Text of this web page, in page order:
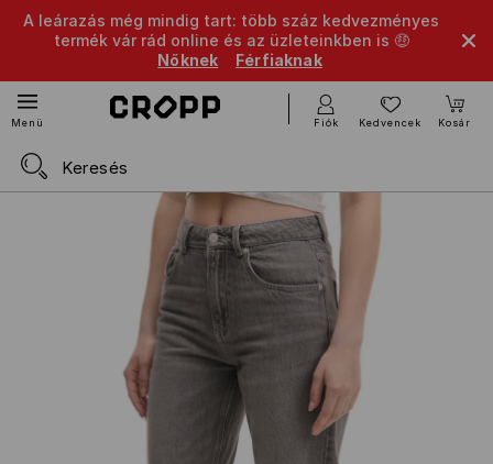
A leárazás még mindig tart: több száz kedvezményes
termék vár rád online és az üzleteinkben is 🤑
Nőknek
Férfiaknak
Menü Fiók Kedvencek Kosár